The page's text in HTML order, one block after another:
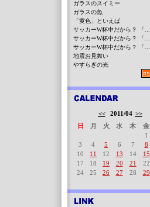
ガラスのスイミー
ガラスの魚
「黄色」といえば
サッカーW杯中だから？ 「...
サッカーW杯中だから？ 「...
サッカーW杯中だから？ 「...
地震お見舞い
やすらぎの光
<< 2011/04 >>
日
月 火 水 木 金
1
3
4 5 6 7 8
10
11 12 13 14 15
17
18 19 20 21 22
24
25 26 27 28 29